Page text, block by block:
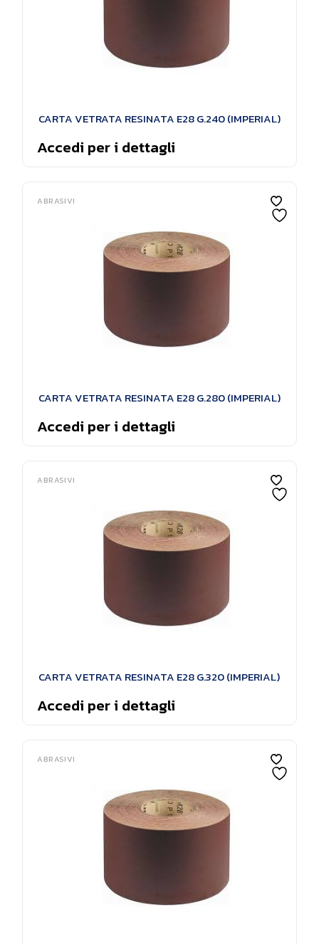
CARTA VETRATA RESINATA E28 G.240 (IMPERIAL)
Accedi per i dettagli
ABRASIVI
CARTA VETRATA RESINATA E28 G.280 (IMPERIAL)
Accedi per i dettagli
ABRASIVI
CARTA VETRATA RESINATA E28 G.320 (IMPERIAL)
Accedi per i dettagli
ABRASIVI